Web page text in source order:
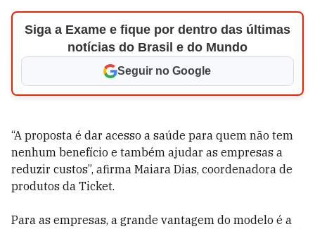
Siga a Exame e fique por dentro das últimas
notícias do Brasil e do Mundo
Seguir no Google
“A proposta é dar acesso a saúde para quem não tem
nenhum benefício e também ajudar as empresas a
reduzir custos”, afirma Maiara Dias, coordenadora de
produtos da Ticket.
Para as empresas, a grande vantagem do modelo é a